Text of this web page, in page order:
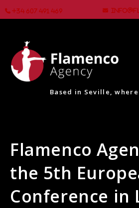
+34 607 491 469
Based in Seville,
Flamenco
the 5th
Conference in